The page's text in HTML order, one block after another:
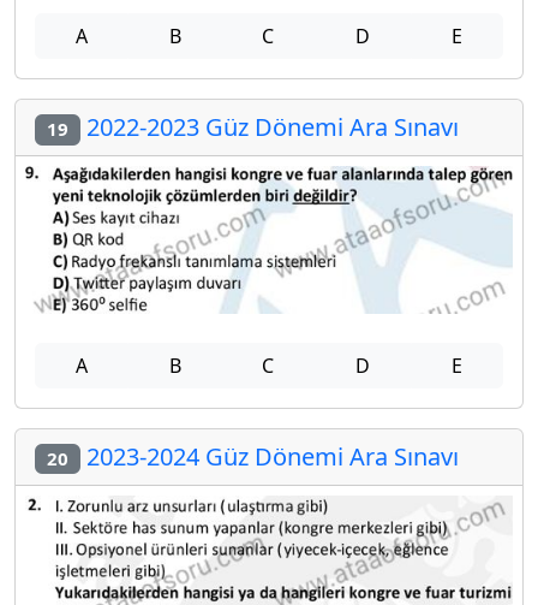
A B C D E
19 2022-2023 Güz Dönemi Ara Sınavı
A B C D E
20 2023-2024 Güz Dönemi Ara Sınavı